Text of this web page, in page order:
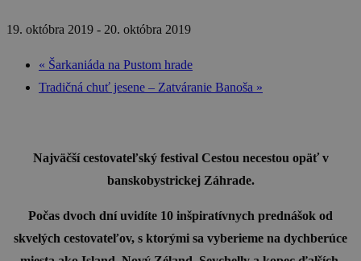
19. októbra 2019 - 20. októbra 2019
« Šarkaniáda na Pustom hrade
Tradičná chuť jesene – Zatváranie Banoša »
Najväčší cestovateľský festival Cestou necestou opäť v
banskobystrickej Záhrade.
Počas dvoch dní uvidíte 10 inšpiratívnych prednášok od
skvelých cestovateľov, s ktorými sa vyberieme na dychberúce